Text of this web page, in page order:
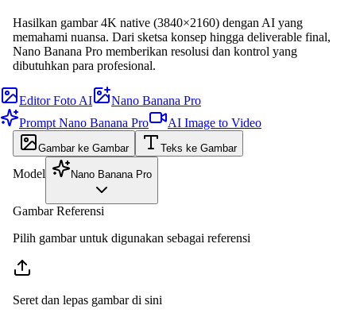
Hasilkan gambar 4K native (3840×2160) dengan AI yang
memahami nuansa. Dari sketsa konsep hingga deliverable final,
Nano Banana Pro memberikan resolusi dan kontrol yang
dibutuhkan para profesional.
Editor Foto AI
Nano Banana Pro
Prompt Nano Banana Pro
AI Image to Video
Gambar ke Gambar Teks ke Gambar
Model Nano Banana Pro
Gambar Referensi
Pilih gambar untuk digunakan sebagai referensi
Seret dan lepas gambar di sini